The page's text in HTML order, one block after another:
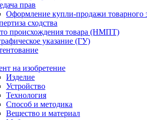
прав
Оформление купли-продажи товарного
сходства
происхождения товара (НМПТ)
указание (ГУ)
на изобретение
Изделие
Устройство
Технология
Способ и методика
Вещество и материал